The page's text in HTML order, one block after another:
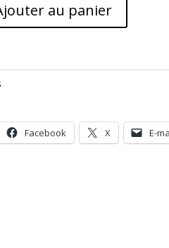
au panier
Facebook X E-